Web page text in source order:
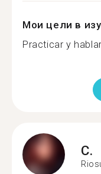
Мои цели в
Practicar y
C.